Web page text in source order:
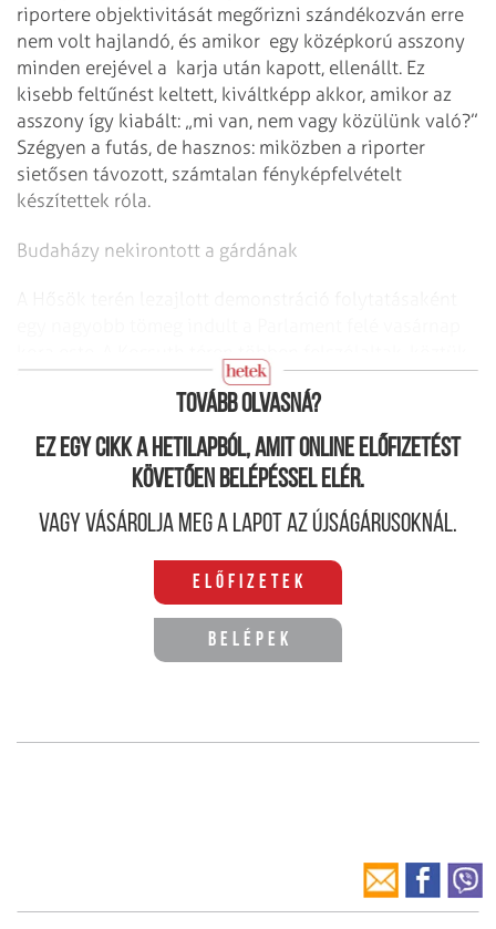
riportere objektivitását megőrizni szándékozván erre
nem volt hajlandó, és amikor egy középkorú asszony
minden erejével a karja után kapott, ellenállt. Ez
kisebb feltűnést keltett, kiváltképp akkor, amikor az
asszony így kiabált: „mi van, nem vagy közülünk való?”
Szégyen a futás, de hasznos: miközben a riporter
sietősen távozott, számtalan fényképfelvételt
készítettek róla.
Budaházy nekirontott a gárdának
Budaházy György „hídfoglaló” is.
Tovább olvasná?
Ez egy cikk a hetilapból, amit online előfizetést
követően belépéssel elér.
Vagy vásárolja meg a lapot az újságárusoknál.
Előfizetek
Belépek